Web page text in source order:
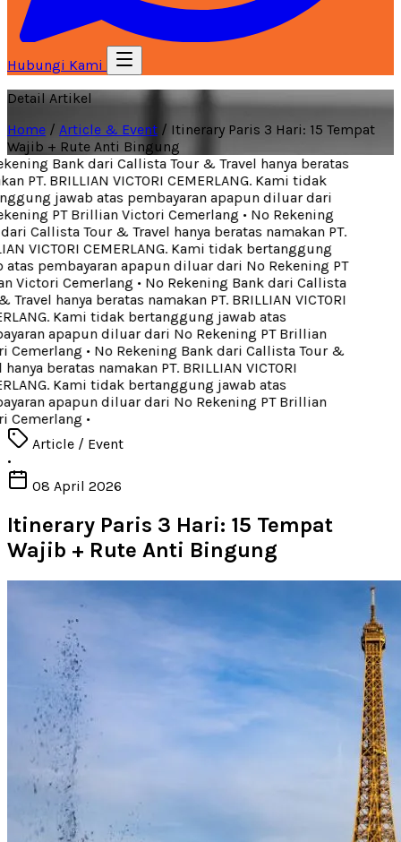
Hubungi Kami
Detail Artikel
Home / Article & Event / Itinerary Paris 3 Hari: 15 Tempat
Wajib + Rute Anti Bingung
Bank dari Callista Tour & Travel hanya beratas
PT. BRILLIAN VICTORI CEMERLANG. Kami tidak
jawab atas pembayaran apapun diluar dari
PT Brillian Victori Cemerlang• No Rekening
Callista Tour & Travel hanya beratas namakan PT.
VICTORI CEMERLANG. Kami tidak bertanggung
pembayaran apapun diluar dari No Rekening PT
Victori Cemerlang• No Rekening Bank dari Callista
hanya beratas namakan PT. BRILLIAN VICTORI
Kami tidak bertanggung jawab atas
apapun diluar dari No Rekening PT Brillian
Cemerlang• No Rekening Bank dari Callista Tour &
beratas namakan PT. BRILLIAN VICTORI
Kami tidak bertanggung jawab atas
apapun diluar dari No Rekening PT Brillian
Cemerlang•
Article / Event
•
08 April 2026
Itinerary Paris 3 Hari: 15 Tempat
Wajib + Rute Anti Bingung